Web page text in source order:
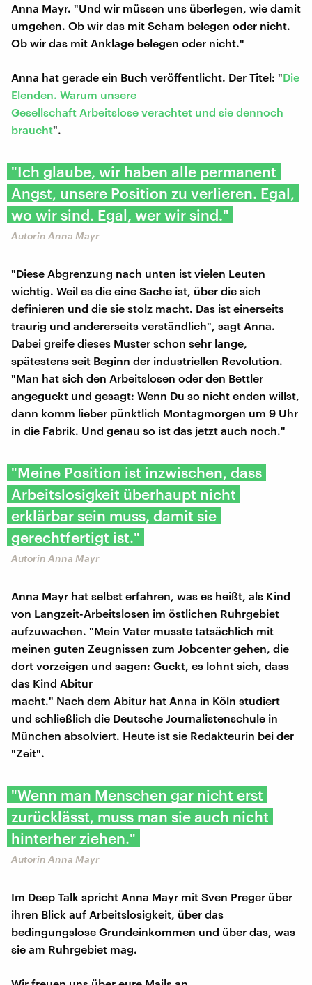
Anna Mayr. "Und wir müssen uns überlegen, wie damit
umgehen. Ob wir das mit Scham belegen oder nicht.
Ob wir das mit Anklage belegen oder nicht."
Anna hat gerade ein Buch veröffentlicht. Der Titel: "Die
Elenden. Warum unsere
Gesellschaft Arbeitslose verachtet und sie dennoch
braucht".
"Ich glaube, wir haben alle permanent
Angst, unsere Position zu verlieren. Egal,
wo wir sind. Egal, wer wir sind."
Autorin Anna Mayr
"Diese Abgrenzung nach unten ist vielen Leuten
wichtig. Weil es die eine Sache ist, über die sich
definieren und die sie stolz macht. Das ist einerseits
traurig und andererseits verständlich", sagt Anna.
Dabei greife dieses Muster schon sehr lange,
spätestens seit Beginn der industriellen Revolution.
"Man hat sich den Arbeitslosen oder den Bettler
angeguckt und gesagt: Wenn Du so nicht enden willst,
dann komm lieber pünktlich Montagmorgen um 9 Uhr
in die Fabrik. Und genau so ist das jetzt auch noch."
"Meine Position ist inzwischen, dass
Arbeitslosigkeit überhaupt nicht
erklärbar sein muss, damit sie
gerechtfertigt ist."
Autorin Anna Mayr
Anna Mayr hat selbst erfahren, was es heißt, als Kind
von Langzeit-Arbeitslosen im östlichen Ruhrgebiet
aufzuwachen. "Mein Vater musste tatsächlich mit
meinen guten Zeugnissen zum Jobcenter gehen, die
dort vorzeigen und sagen: Guckt, es lohnt sich, dass
das Kind Abitur
macht." Nach dem Abitur hat Anna in Köln studiert
und schließlich die Deutsche Journalistenschule in
München absolviert. Heute ist sie Redakteurin bei der
"Zeit".
"Wenn man Menschen gar nicht erst
zurücklässt, muss man sie auch nicht
hinterher ziehen."
Autorin Anna Mayr
Im Deep Talk spricht Anna Mayr mit Sven Preger über
ihren Blick auf Arbeitslosigkeit, über das
bedingungslose Grundeinkommen und über das, was
sie am Ruhrgebiet mag.